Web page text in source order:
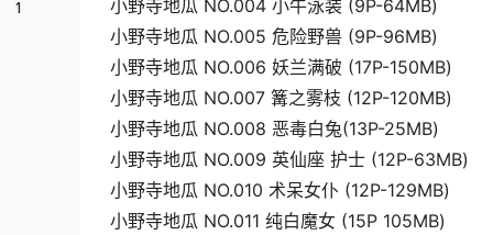
小野寺地瓜 NO.004 小牛泳装 (9P-64MB)
小野寺地瓜 NO.005 危险野兽 (9P-96MB)
小野寺地瓜 NO.006 妖兰满破 (17P-150MB)
小野寺地瓜 NO.007 篝之雾枝 (12P-120MB)
小野寺地瓜 NO.008 恶毒白兔(13P-25MB)
小野寺地瓜 NO.009 英仙座 护士 (12P-63MB)
小野寺地瓜 NO.010 术呆女仆 (12P-129MB)
小野寺地瓜 NO.011 纯白魔女 (15P 105MB)
1